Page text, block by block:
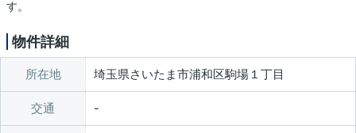
す。
物件詳細
所在地 埼玉県さいたま市浦和区駒場１丁目
交通